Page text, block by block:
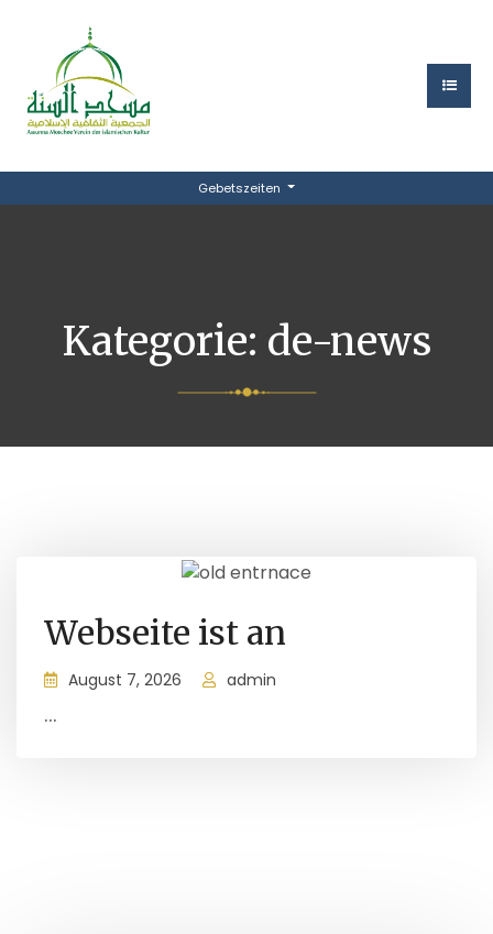
Gebetszeiten
Kategorie: de-news
Webseite ist an
August 7, 2026 admin
...